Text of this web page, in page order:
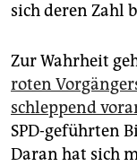
sich deren Zahl
Zur Wahrheit
roten
schleppend
SPD-geführten
Daran hat sich